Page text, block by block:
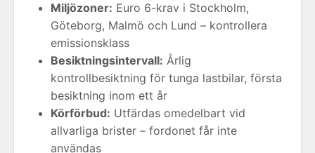
Miljözoner: Euro 6-krav i Stockholm,
Göteborg, Malmö och Lund – kontrollera
emissionsklass
Besiktningsintervall: Årlig
kontrollbesiktning för tunga lastbilar, första
besiktning inom ett år
Körförbud: Utfärdas omedelbart vid
allvarliga brister – fordonet får inte
användas